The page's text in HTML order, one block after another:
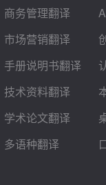
商务管理翻译
市场营销翻译
手册说明书翻译
技术资料翻译
学术论文翻译
多语种翻译